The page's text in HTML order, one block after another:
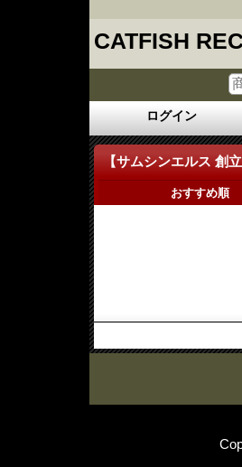
CATFISH
ログイン
【サムシンエルス 創
おすすめ順